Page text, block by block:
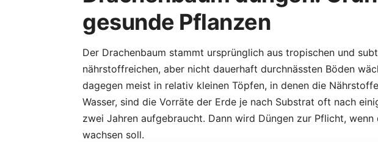
gesunde Pflanzen
Der Drachenbaum stammt ursprünglich aus tropischen und
nährstoffreichen, aber nicht dauerhaft durchnässten Böden
dagegen meist in relativ kleinen Töpfen, in denen die
Wasser, sind die Vorräte der Erde je nach Substrat oft nach
zwei Jahren aufgebraucht. Dann wird Düngen zur Pflicht,
wachsen soll.